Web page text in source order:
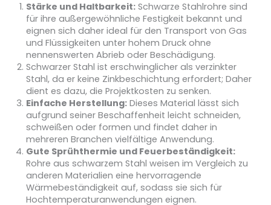
Stärke und Haltbarkeit:Schwarze Stahlrohre sind
für ihre außergewöhnliche Festigkeit bekannt und
eignen sich daher ideal für den Transport von Gas
und Flüssigkeiten unter hohem Druck ohne
nennenswerten Abrieb oder Beschädigung.
Schwarzer Stahl ist erschwinglicher als verzinkter
Stahl, da er keine Zinkbeschichtung erfordert; Daher
dient es dazu, die Projektkosten zu senken.
Einfache Herstellung:Dieses Material lässt sich
aufgrund seiner Beschaffenheit leicht schneiden,
schweißen oder formen und findet daher in
mehreren Branchen vielfältige Anwendung.
Gute Sprühthermie und Feuerbeständigkeit:
Rohre aus schwarzem Stahl weisen im Vergleich zu
anderen Materialien eine hervorragende
Wärmebeständigkeit auf, sodass sie sich für
Hochtemperaturanwendungen eignen.